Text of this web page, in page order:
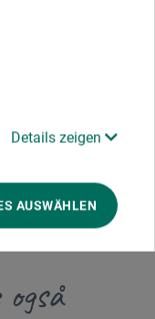
Details zeigen
AUSWÄHLEN
for dette